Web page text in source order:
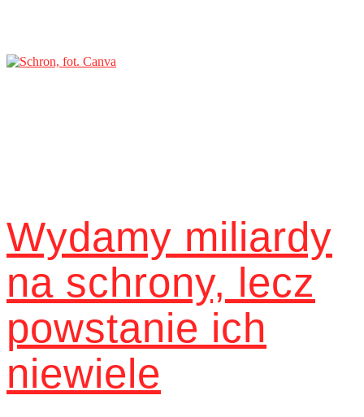
Wydamy miliardy
na schrony, lecz
powstanie ich
niewiele